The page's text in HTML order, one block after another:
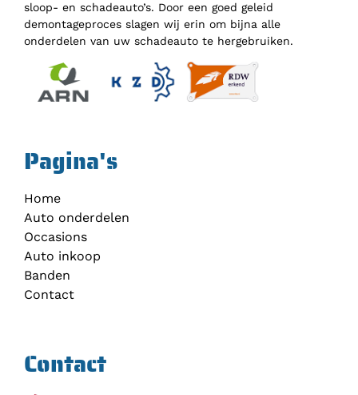
sloop- en schadeauto’s. Door een goed geleid
demontageproces slagen wij erin om bijna alle
onderdelen van uw schadeauto te hergebruiken.
Pagina's
Home
Auto onderdelen
Occasions
Auto inkoop
Banden
Contact
Contact